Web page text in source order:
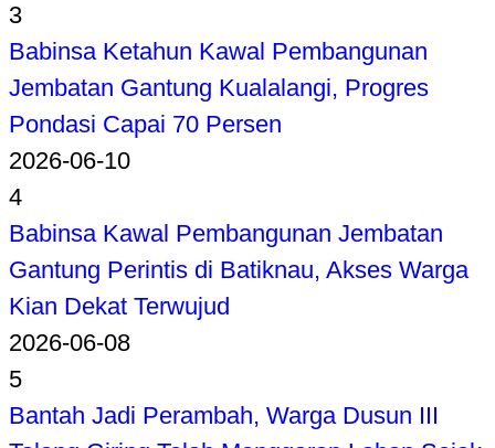
3
Babinsa Ketahun Kawal Pembangunan
Jembatan Gantung Kualalangi, Progres
Pondasi Capai 70 Persen
2026-06-10
4
Babinsa Kawal Pembangunan Jembatan
Gantung Perintis di Batiknau, Akses Warga
Kian Dekat Terwujud
2026-06-08
5
Bantah Jadi Perambah, Warga Dusun III